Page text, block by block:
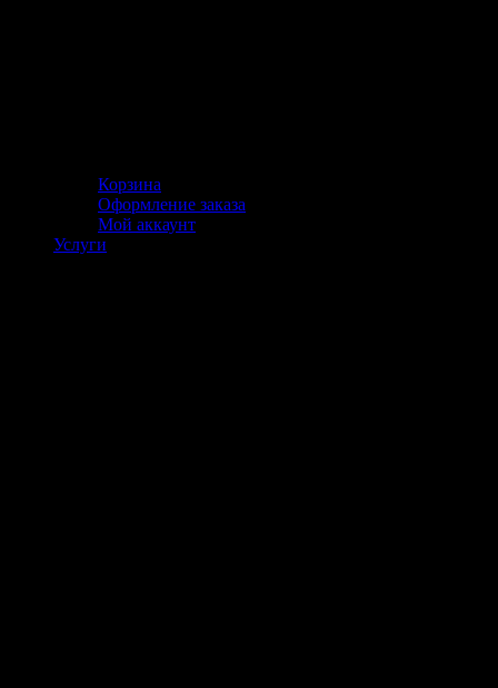
Корзина
Оформление заказа
Мой аккаунт
Услуги